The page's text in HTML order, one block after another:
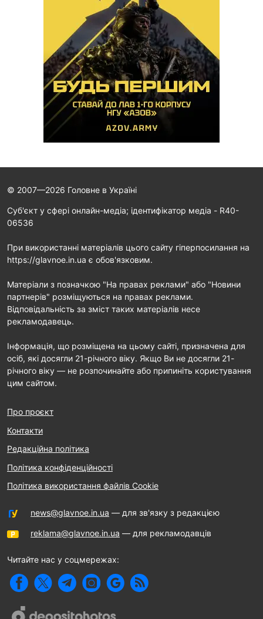
© 2007—2026 Головне в Україні
Cуб'єкт у сфері онлайн-медіа; ідентифікатор медіа - R40-
06536
При використанні матеріалів цього сайту гіперпосилання на
https://glavnoe.in.ua є обов'язковим.
Матеріали з позначкою "На правах реклами" або "Новини
партнерів" розміщуються на правах реклами.
Відповідальність за зміст таких матеріалів несе
рекламодавець.
Інформація, що розміщена на цьому сайті, призначена для
осіб, які досягли 21-річного віку. Якщо Ви не досягли 21-
річного віку — не розпочинайте або припиніть користування
цим сайтом.
Про проєкт
Контакти
Редакційна політика
Політика конфіденційності
Політика використання файлів Cookie
news@glavnoe.in.ua — для зв'язку з редакцією
reklama@glavnoe.in.ua — для рекламодавців
Читайте нас у соцмережах: